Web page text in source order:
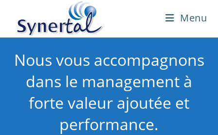
content
Menu
Nous vous accompagnons
dans le management à
forte valeur ajoutée et
performance.